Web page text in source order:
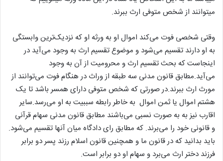
میتوانند از شخص متوفی ارث ببرند.
وقتی شخصی فوت می‌کند اموال او به ورثه او که نزدیک‌ترین وابستگی
به او دارند تقسیم می‌شود و موضوع تقسیم ارث به وجود می‌آید در
اینجاست که بحث تقسیم ارث و محرومیت از آن به وجود
می‌آید.مطابق قانون مدنی سه طبقه از وراث در هنگام فوت می‌توانند از
مورث ارث ببرند.در صورتی که شخص متوفی دارای همسر باشد تا یک
هشتم اموال یا ثمن اموال به خاطر رابطه سببیت به او می‌رسد.سایر
اقارب نیز به به صورت نسبی می‌باشند مطابق قانون مدنی سهام قرآنی
و قانونی خود را می‌برند. که مطابق رای دادگاه میان آنها تقسیم می‌شود.
باید بدانید که در قانون ما و همچنین قانون اسلام رزند پسر دو برابر
فرزند دختر ارث می‌برد و سهام او دو برابر است.